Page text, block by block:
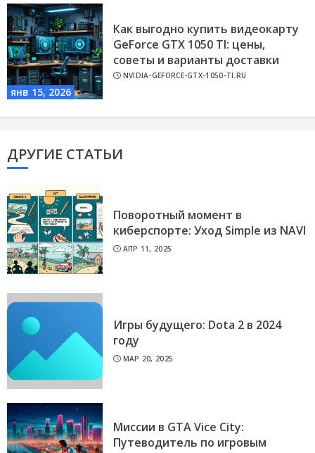
янв 15, 2026
Как выгодно купить видеокарту
GeForce GTX 1050 TI: цены,
советы и варианты доставки
NVIDIA-GEFORCE-GTX-1050-TI.RU
ДРУГИЕ СТАТЬИ
Поворотный момент в
киберспорте: Уход Simple из NAVI
АПР 11, 2025
Игры будущего: Dota 2 в 2024
году
МАР 20, 2025
Миссии в GTA Vice City:
Путеводитель по игровым